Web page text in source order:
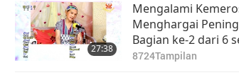
27:38
Mengalami
Menghargai
Bagian ke-2 dari 6
8724Tampilan